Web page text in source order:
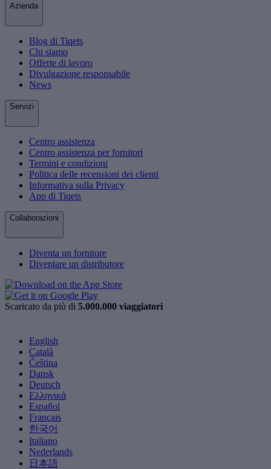
Azienda
Blog di Tiqets
Chi siamo
Offerte di lavoro
Divulgazione responsabile
News
Servizi
Centro assistenza
Centro assistenza per fornitori
Termini e condizioni
Politica delle recensioni dei clienti
Informativa sulla Privacy
App di Tiqets
Collaborazioni
Diventa un fornitore
Diventare un distributore
Scaricato da più di 5.000.000 viaggiatori
English
Català
Čeština
Dansk
Deutsch
Ελληνικά
Español
Français
한국어
Italiano
Nederlands
日本語